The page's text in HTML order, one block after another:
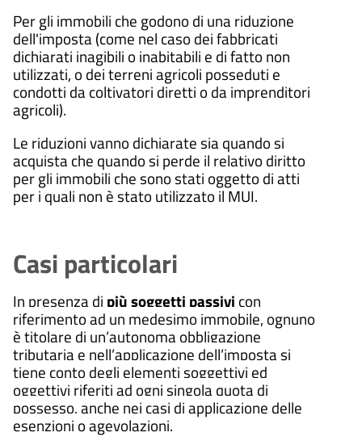
Per gli immobili che godono di una riduzione
dell'imposta (come nel caso dei fabbricati
dichiarati inagibili o inabitabili e di fatto non
utilizzati, o dei terreni agricoli posseduti e
condotti da coltivatori diretti o da imprenditori
agricoli).
Le riduzioni vanno dichiarate sia quando si
acquista che quando si perde il relativo diritto
per gli immobili che sono stati oggetto di atti
per i quali non è stato utilizzato il MUI.
Casi particolari
In presenza di più soggetti passivi con
riferimento ad un medesimo immobile, ognuno
è titolare di un’autonoma obbligazione
tributaria e nell’applicazione dell’imposta si
tiene conto degli elementi soggettivi ed
oggettivi riferiti ad ogni singola quota di
possesso, anche nei casi di applicazione delle
esenzioni o agevolazioni.